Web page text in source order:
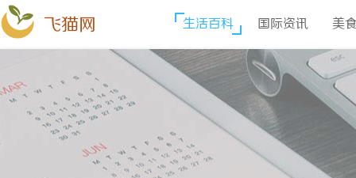
飞猫网 生活百科 国际资讯 美